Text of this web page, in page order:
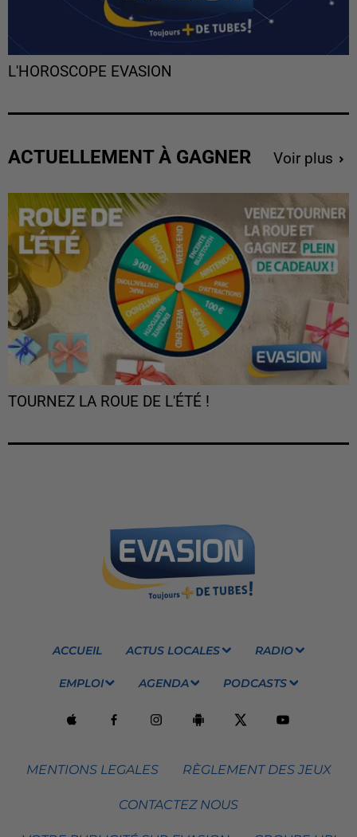
L'HOROSCOPE EVASION
ACTUELLEMENT À GAGNER Voir plus
TOURNEZ LA ROUE DE L'ÉTÉ !
ACCUEIL ACTUS LOCALES RADIO
EMPLOI AGENDA PODCASTS
MENTIONS LEGALES RÈGLEMENT DES JEUX
CONTACTEZ NOUS